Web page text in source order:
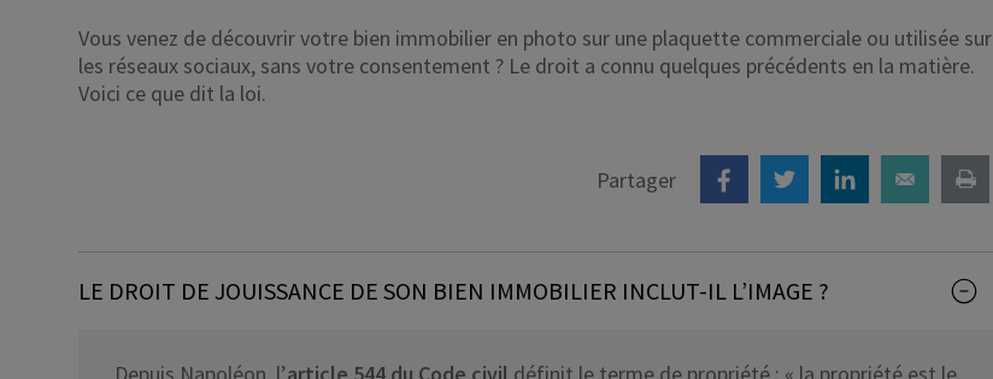
Dirigeant d’entreprise Déficit foncier
Investissement locatif
Vous venez de découvrir votre bien immobilier en photo sur une plaquette commerciale ou utilisée sur
les réseaux sociaux, sans votre consentement ? Le droit a connu quelques précédents en la matière.
Voici ce que dit la loi.
Partager
LE DROIT DE JOUISSANCE DE SON BIEN IMMOBILIER INCLUT-IL L’IMAGE ?